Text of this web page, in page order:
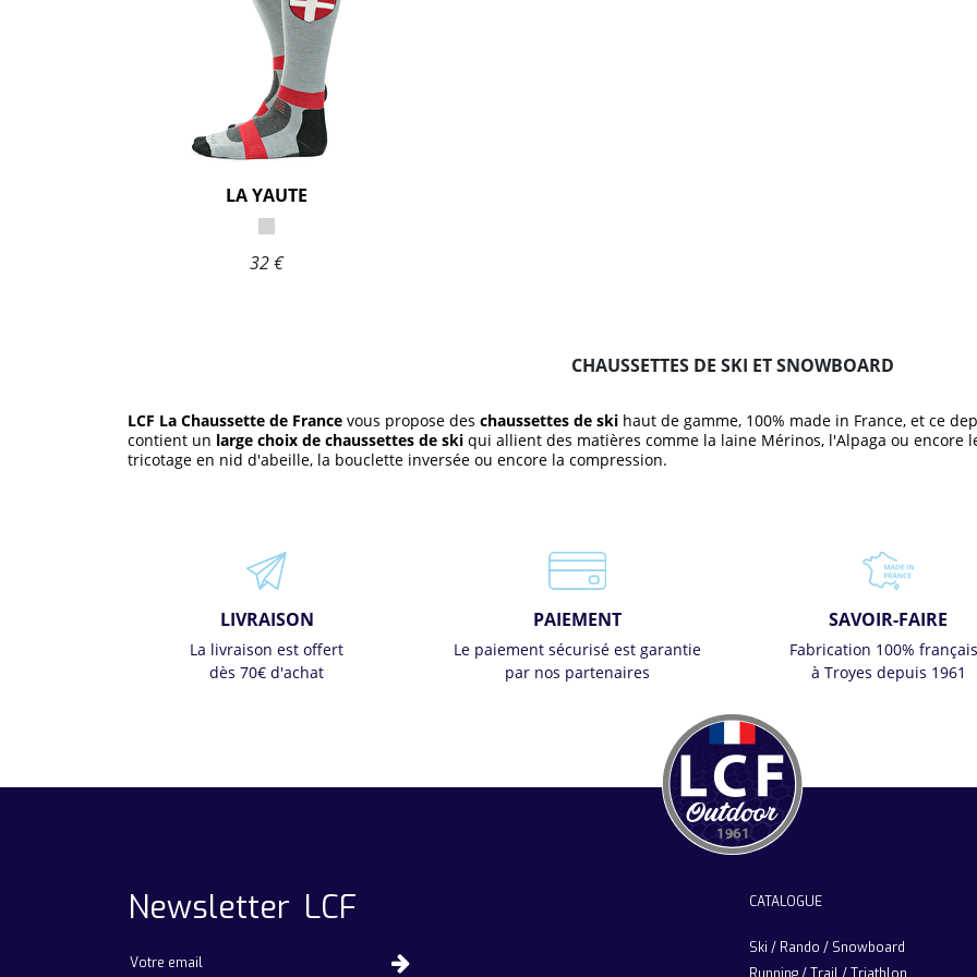
LA YAUTE
32 €
CHAUSSETTES DE SKI ET SNOWBOARD
LCF La Chaussette de France vous propose des chaussettes de ski haut de gamme, 100% made in France, et ce
contient un large choix de chaussettes de ski qui allient des matières comme la laine Mérinos, l'Alpaga ou encore
tricotage en nid d'abeille, la bouclette inversée ou encore la compression.
LIVRAISON
La livraison est offert
dès 70€ d'achat
PAIEMENT
Le paiement sécurisé est garantie
par nos partenaires
SAVOIR-FAIRE
Fabrication 100%
à Troyes depuis 1961
Newsletter LCF CATALOGUE
Ski / Rando / Snowboard